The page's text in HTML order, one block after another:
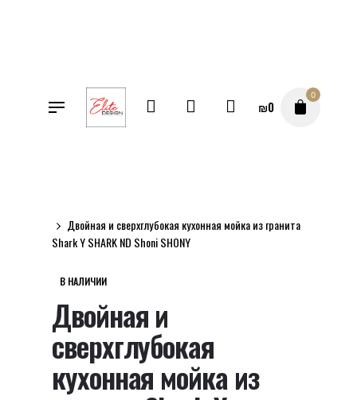
₪0
0
Двойная и сверхглубокая кухонная мойка из гранита
Shark Y SHARK ND Shoni SHONY
В НАЛИЧИИ
Двойная и
сверхглубокая
кухонная мойка из